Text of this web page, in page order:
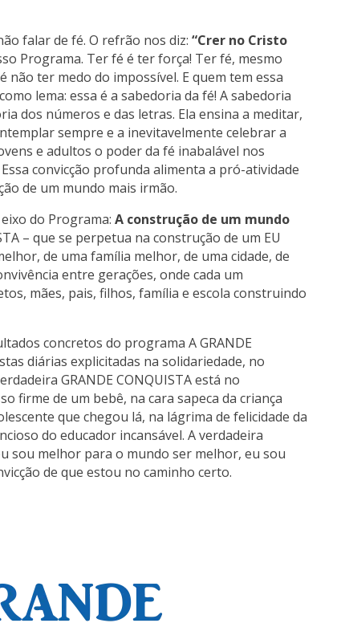
falar de fé. O refrão nos diz:“Crer no Cristo
Programa. Ter fé é ter força! Ter fé, mesmo
ter medo do impossível. E quem tem essa
lema: essa é a sabedoria da fé! A sabedoria
dos números e das letras. Ela ensina a meditar,
sempre e a inevitavelmente celebrar a
e adultos o poder da fé inabalável nos
convicção profunda alimenta a pró-atividade
de um mundo mais irmão.
do Programa:A construção de um mundo
– que se perpetua na construção de um EU
de uma família melhor, de uma cidade, de
entre gerações, onde cada um
mães, pais, filhos, família e escola construindo
concretos do programa A GRANDE
diárias explicitadas na solidariedade, no
GRANDE CONQUISTA está no
firme de um bebê, na cara sapeca da criança
que chegou lá, na lágrima de felicidade da
do educador incansável. A verdadeira
sou melhor para o mundo ser melhor, eu sou
de que estou no caminho certo.